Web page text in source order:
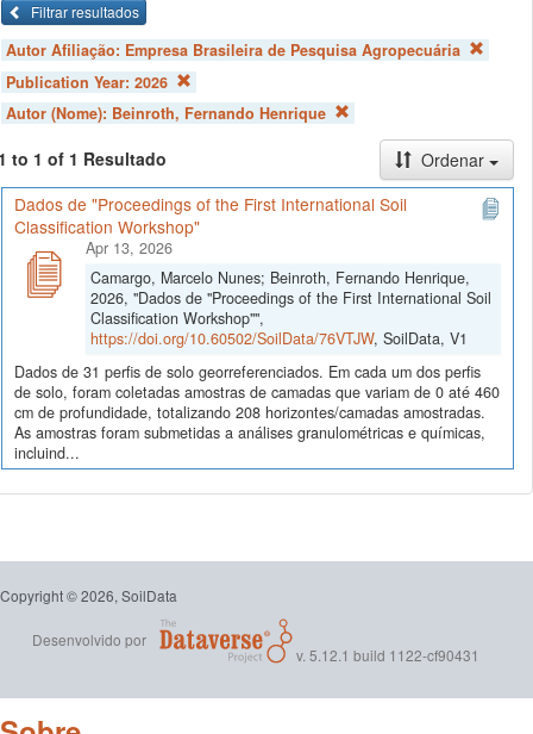
Filtrar resultados
Autor Afiliação: Empresa Brasileira de Pesquisa Agropecuária
Publication Year: 2026
Autor (Nome): Beinroth, Fernando Henrique
to 1 of 1 Resultado
Ordenar
Dados de "Proceedings of the First International Soil
Classification Workshop"
Apr 13, 2026
Camargo, Marcelo Nunes; Beinroth, Fernando Henrique,
2026, "Dados de "Proceedings of the First International Soil
Classification Workshop"",
https://doi.org/10.60502/SoilData/76VTJW, SoilData, V1
Dados de 31 perfis de solo georreferenciados. Em cada um dos perfis
de solo, foram coletadas amostras de camadas que variam de 0 até 460
cm de profundidade, totalizando 208 horizontes/camadas amostradas.
As amostras foram submetidas a análises granulométricas e químicas,
incluind...
Copyright © 2026, SoilData
Desenvolvido por
v. 5.12.1 build 1122-cf90431